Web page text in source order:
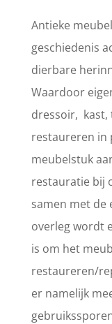
Antieke
geschiedenis
dierbare
Waardoor
dressoir, kast,
restaureren in
meubelstuk
restauratie bij
samen met de
overleg wordt
is om het
restaureren/
er namelijk